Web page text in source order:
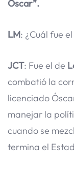
Óscar”.
LM: ¿Cuál fue
JCT: Fue el de
combatió la
licenciado
manejar la
cuando se
termina el